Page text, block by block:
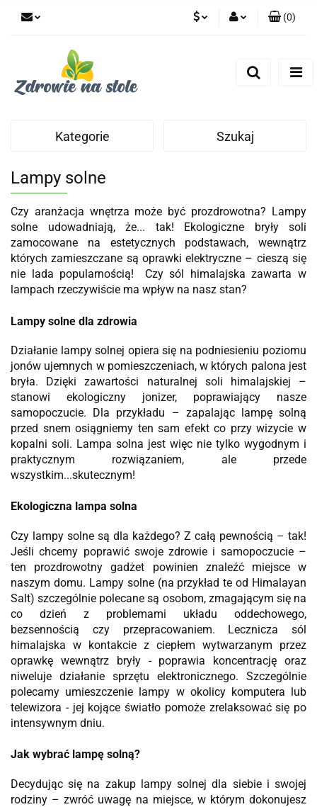
(0)
Kategorie Szukaj
Lampy solne
Czy aranżacja wnętrza może być prozdrowotna? Lampy
solne udowadniają, że... tak! Ekologiczne bryły soli
zamocowane na estetycznych podstawach, wewnątrz
których zamieszczane są oprawki elektryczne – cieszą się
nie lada popularnością!
Czy sól himalajska zawarta w
lampach rzeczywiście ma wpływ na nasz stan?
Lampy solne dla zdrowia
Działanie lampy solnej opiera się na podniesieniu poziomu
jonów ujemnych w pomieszczeniach, w których palona jest
bryła. Dzięki zawartości naturalnej soli himalajskiej –
stanowi ekologiczny jonizer, poprawiający nasze
samopoczucie. Dla przykładu – zapalając lampę solną
przed snem osiągniemy ten sam efekt co przy wizycie w
kopalni soli. Lampa solna jest więc nie tylko wygodnym i
praktycznym rozwiązaniem, ale przede
wszystkim...skutecznym!
Ekologiczna lampa solna
Czy lampy solne są dla każdego? Z całą pewnością – tak!
Jeśli chcemy poprawić swoje zdrowie i samopoczucie –
ten prozdrowotny gadżet powinien znaleźć miejsce w
naszym domu. Lampy solne (na przykład te od Himalayan
Salt) szczególnie polecane są osobom, zmagającym się na
co dzień z problemami układu oddechowego,
bezsennością czy przepracowaniem. Lecznicza sól
himalajska w kontakcie z ciepłem wytwarzanym przez
oprawkę wewnątrz bryły - poprawia koncentrację oraz
niweluje działanie sprzętu elektronicznego. Szczególnie
polecamy umieszczenie lampy w okolicy komputera lub
telewizora - jej kojące światło pomoże zrelaksować się po
intensywnym dniu.
Jak wybrać lampę solną?
Decydując się na zakup lampy solnej dla siebie i swojej
rodziny – zwróć uwagę na miejsce, w którym dokonujesz